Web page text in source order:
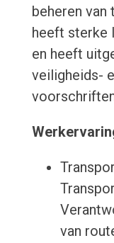
beheren
heeft sterke
en heeft
veiligheids-
van